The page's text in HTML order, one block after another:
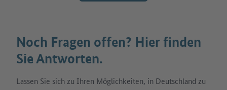
Noch Fragen offen? Hier finden
Sie Antworten.
Lassen Sie sich zu Ihren Möglichkeiten, in Deutschland zu